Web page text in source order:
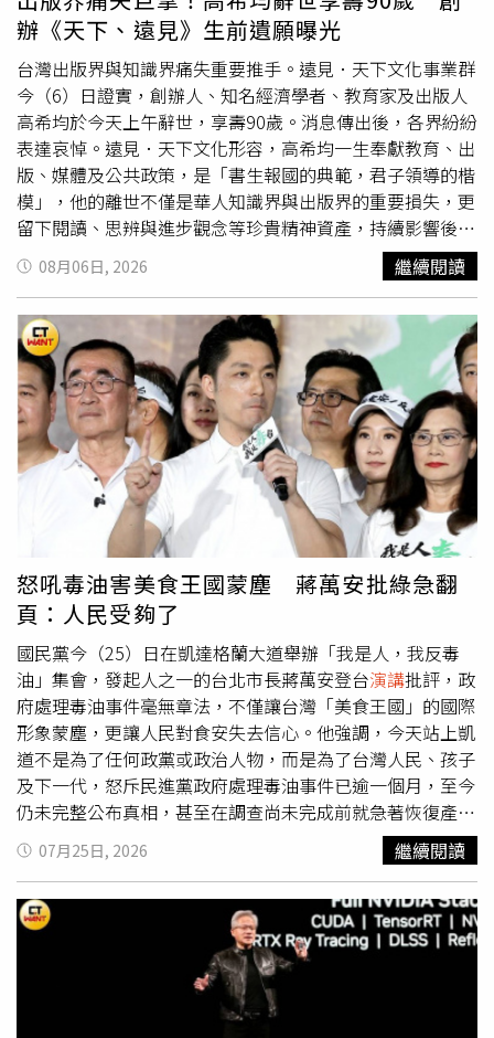
辦《天下、遠見》生前遺願曝光
台灣出版界與知識界痛失重要推手。遠見．天下文化事業群
今（6）日證實，創辦人、知名經濟學者、教育家及出版人
高希均於今天上午辭世，享壽90歲。消息傳出後，各界紛紛
表達哀悼。遠見．天下文化形容，高希均一生奉獻教育、出
版、媒體及公共政策，是「書生報國的典範，君子領導的楷
模」，他的離世不僅是華人知識界與出版界的重要損失，更
留下閱讀、思辨與進步觀念等珍貴精神資產，持續影響後
世。高希均1936年出生於南京，1949年隨家人來台，1959
年前往美國深造，1964年取得美國密西根州立大學經濟發
展博士學位，隨後進入美國威斯康辛大學河城校區任教，歷
任助理教授、正教授及經濟系主任，並持續投入經濟發展研
究與英文學術論文發表。1971年起連續擔任兩屆經濟系主
任，曾獲選美國最傑出教育家，1974年獲頒威斯康辛大學
傑出教授獎，1998年退休後獲聘為榮譽教授。返台後，高
希均將多年所學投入公共事務，自1969年起陸續擔任行政
院各部會顧問及台灣大學商學院客座教授，積極參與國家經
濟政策研究與規劃，長期關注台灣經濟發展、教育改革及公
共治理，希望透過知識與政策討論，為社會帶來更多正向改
變。相較於學術成就，高希均在出版與閱讀推廣上的影響更
為深遠。他先後與殷允芃、王力行共同創辦《天下雜誌》，
之後成立《天下文化》出版社，再創辦《遠見雜誌》，
2002年進一步推出「未來親子」，持續推廣兒童閱讀與終
身學習，最終打造出「遠見．天下文化事業群」，數十年來
以傳播知識、推廣閱讀、倡議進步觀念及推動文明社會為核
心理念，深刻影響台灣出版產業與華文閱讀文化。除了建立
出版平台，高希均也持續將國際新知引進台灣。自1990年
代起，他陸續邀請競爭力大師麥可．波特，以及管理學者韓
第、彼得．聖吉、約瑟夫．奈伊、湯馬斯．佛里曼、傅高義
等多位國際知名學者來台演講、出版及交流，希望讓台灣社
會掌握全球趨勢，促進公共討論與國際視野。高希均一生著
作豐富，在台灣出版40餘部作品，大陸也出版多部著作。其
中《天下哪有白吃的午餐》曾榮獲英國《金融時報》首屆亞
洲企管著作獎，成為許多讀者接觸經濟、管理及公共議題的
重要啟蒙作品。今年90歲生日前夕，他出版《高希均回憶
錄：從「天下哪有白吃午餐」到「和平幸福」》，回顧自己
的人生歷程，也再次傳達對閱讀、和平與知識傳承的堅持。
除了學術及出版成就，高希均也獲得各界高度肯定，一生榮
08月06日, 2026 繼續閱讀
怒吼毒油害美食王國蒙塵 蔣萬安批綠急翻
頁：人民受夠了
國民黨今（25）日在凱達格蘭大道舉辦「我是人，我反毒
油」集會，發起人之一的台北市長蔣萬安登台演講批評，政
府處理毒油事件毫無章法，不僅讓台灣「美食王國」的國際
形象蒙塵，更讓人民對食安失去信心。他強調，今天站上凱
道不是為了任何政黨或政治人物，而是為了台灣人民、孩子
及下一代，怒斥民進黨政府處理毒油事件已逾一個月，至今
仍未完整公布真相，甚至在調查尚未完成前就急著恢復產品
上架，質疑政府究竟是在守護業者利益，還是守護人民健
康。蔣萬安表示，今天站上凱道不是為了任何一個人、任何
一個政黨或任何一種顏色，而是為了台灣人民、孩子及下一
代。他指出，自己之所以對毒油事件如此激動，是因為政府
處理態度讓人民「受夠了」，一個月來始終未向社會說清楚
真相。民眾齊聚凱道參與反毒油集會，主辦單位宣布20萬人
到場。（圖／侯世駿攝）他進一步指出，苯駢芘是世界衛生
組織列為一級致癌物，癌症更已連續44年高居國人十大死因
07月25日, 2026 繼續閱讀